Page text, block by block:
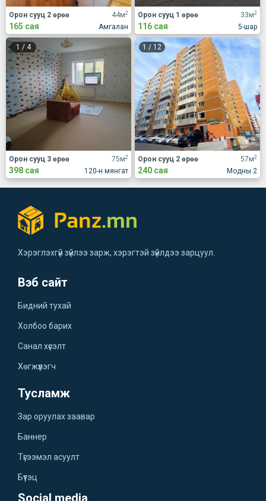
44м2
Амгалан
Орон сууц 2 өрөө
165 сая
33м2
5-шар
Орон сууц 1 өрөө
116 сая
1 / 4
75м2
120-н мянгат
Орон сууц 3 өрөө
398 сая
1 / 12
57м2
Модны 2
Орон сууц 2 өрөө
240 сая
Хэрэглэхгүй зүйлээ зарж, хэрэгтэй зүйлдээ зарцуул.
Вэб сайт
Бидний тухай
Холбоо барих
Санал хүсэлт
Хөгжүүлэгч
Тусламж
Зар оруулах заавар
Баннер
Түгээмэл асуулт
Бүтэц
Social media